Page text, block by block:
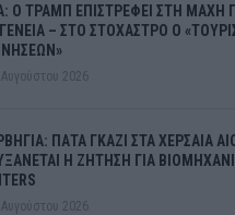
Ο ΤΡΑΜΠ ΕΠΙΣΤΡΕΦΕΙ ΣΤΗ ΜΑΧΗ
– ΣΤΟ ΣΤΟΧΑΣΤΡΟ Ο
2026
ΠΑΤΑ ΓΚΑΖΙ ΣΤΑ ΧΕΡΣΑΙΑ
Η ΖΗΤΗΣΗ ΓΙΑ
2026